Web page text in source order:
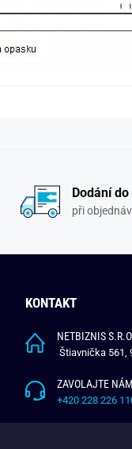
Dodání
při
KONTAKT
NETBIZNIS
Štiavnička 561,
ZAVOLAJTE
+420 228 226